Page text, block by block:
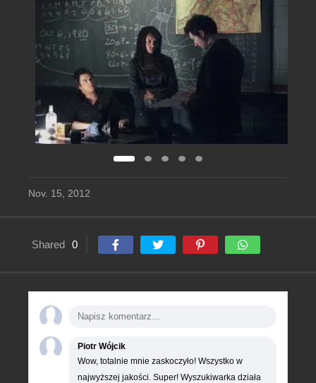
Nov. 15, 2012
Shared 0
Piotr Wójcik
Wow, totalnie mnie zaskoczyło! Wszystko w
najwyższej jakości. Super! Wyszukiwarka działa